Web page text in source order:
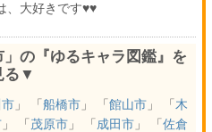
、大好きです♥♥
の『ゆるキャラ図鑑』を
る▼
」 「 船橋市」 「 館山市」 「 木
」 「 茂原市」 「 成田市」 「 佐倉